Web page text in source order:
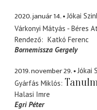
2020. január 14.
Jókai
Várkonyi Mátyás - Béres
Rendező
Katkó Ferenc
Bornemissza Gergely
2019. november 29.
Jókai
Gyárfás Miklós
Halasi Imre
Egri Péter